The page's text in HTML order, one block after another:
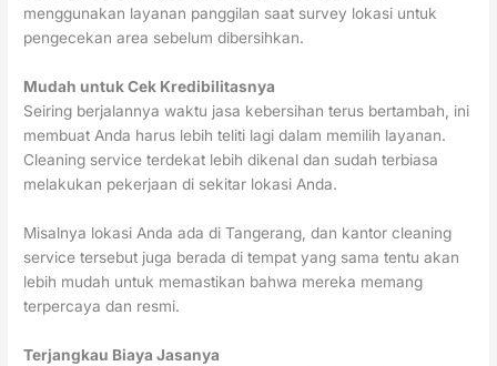
menggunakan layanan panggilan saat survey lokasi untuk
pengecekan area sebelum dibersihkan.
Mudah untuk Cek Kredibilitasnya
Seiring berjalannya waktu jasa kebersihan terus bertambah, ini
membuat Anda harus lebih teliti lagi dalam memilih layanan.
Cleaning service terdekat lebih dikenal dan sudah terbiasa
melakukan pekerjaan di sekitar lokasi Anda.
Misalnya lokasi Anda ada di Tangerang, dan kantor cleaning
service tersebut juga berada di tempat yang sama tentu akan
lebih mudah untuk memastikan bahwa mereka memang
terpercaya dan resmi.
Terjangkau Biaya Jasanya